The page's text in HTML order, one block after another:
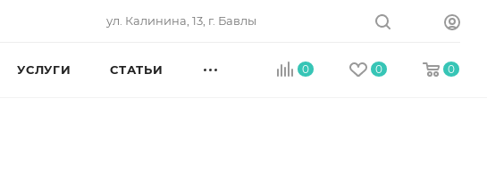
ул. Калинина, 13, г. Бавлы
0 0 0
УСЛУГИ СТАТЬИ